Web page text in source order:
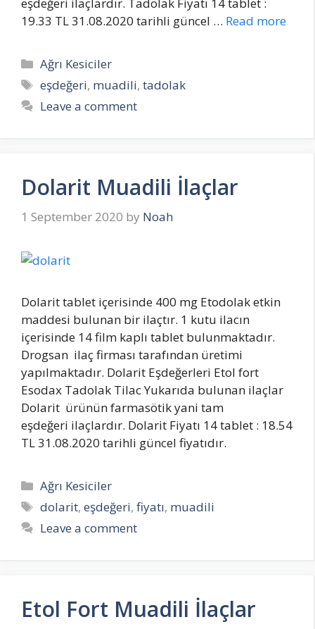
19.33 TL 31.08.2020 tarihli güncel … Read more
Categories
Ağrı Kesiciler
Tags
eşdeğeri, muadili,tadolak
Leave a comment
Dolarit Muadili İlaçlar
1 September 2020 by Noah
Dolarit tablet içerisinde 400 mg Etodolak etkin
maddesi bulunan bir ilaçtır. 1 kutu ilacın
içerisinde 14 film kaplı tablet bulunmaktadır.
Drogsan ilaç firması tarafından üretimi
yapılmaktadır. Dolarit Eşdeğerleri Etol fort
Esodax Tadolak Tilac Yukarıda bulunan ilaçlar
Dolarit ürünün farmasötik yani tam
eşdeğeri ilaçlardır. Dolarit Fiyatı 14 tablet : 18.54
TL 31.08.2020 tarihli güncel fiyatıdır.
Categories
Ağrı Kesiciler
Tags
dolarit,eşdeğeri,fiyatı, muadili
Leave a comment
Etol Fort Muadili İlaçlar